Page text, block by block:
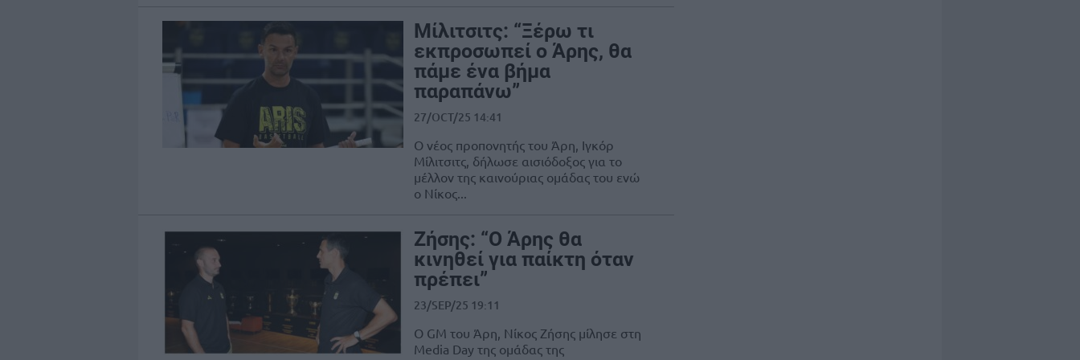
Μίλιτσιτς: “Ξέρω τι
εκπροσωπεί ο Άρης, θα
πάμε ένα βήμα
παραπάνω”
27/OCT/25 14:41
Ο νέος προπονητής του Άρη, Ιγκόρ
Μίλιτσιτς, δήλωσε αισιόδοξος για το
μέλλον της καινούριας ομάδας του ενώ
ο Νίκος...
Ζήσης: “Ο Άρης θα
κινηθεί για παίκτη όταν
πρέπει”
23/SEP/25 19:11
Ο GM του Άρη, Νίκος Ζήσης μίλησε στη
Media Day της ομάδας της